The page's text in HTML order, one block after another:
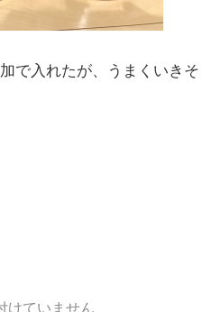
で入れたが、うまくいき
けていません